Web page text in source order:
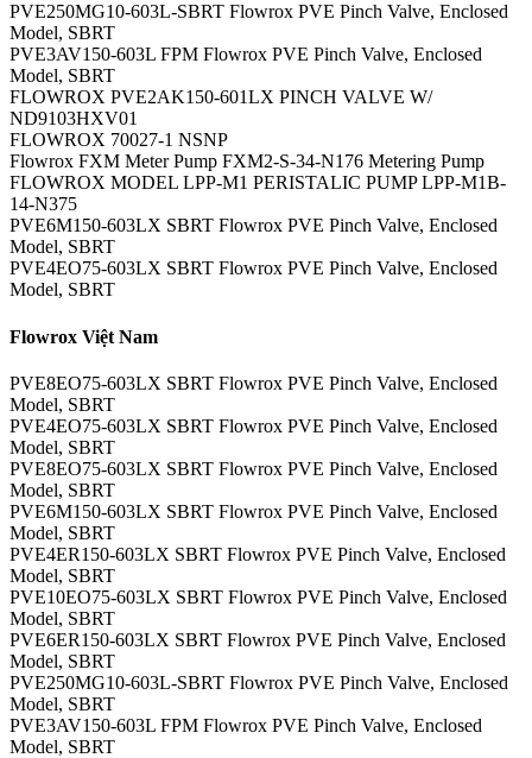
PVE250MG10-603L-SBRT Flowrox PVE Pinch Valve, Enclosed
Model, SBRT
PVE3AV150-603L FPM Flowrox PVE Pinch Valve, Enclosed
Model, SBRT
FLOWROX PVE2AK150-601LX PINCH VALVE W/
ND9103HXV01
FLOWROX 70027-1 NSNP
Flowrox FXM Meter Pump FXM2-S-34-N176 Metering Pump
FLOWROX MODEL LPP-M1 PERISTALIC PUMP LPP-M1B-
14-N375
PVE6M150-603LX SBRT Flowrox PVE Pinch Valve, Enclosed
Model, SBRT
PVE4EO75-603LX SBRT Flowrox PVE Pinch Valve, Enclosed
Model, SBRT
Flowrox Việt Nam
PVE8EO75-603LX SBRT Flowrox PVE Pinch Valve, Enclosed
Model, SBRT
PVE4EO75-603LX SBRT Flowrox PVE Pinch Valve, Enclosed
Model, SBRT
PVE8EO75-603LX SBRT Flowrox PVE Pinch Valve, Enclosed
Model, SBRT
PVE6M150-603LX SBRT Flowrox PVE Pinch Valve, Enclosed
Model, SBRT
PVE4ER150-603LX SBRT Flowrox PVE Pinch Valve, Enclosed
Model, SBRT
PVE10EO75-603LX SBRT Flowrox PVE Pinch Valve, Enclosed
Model, SBRT
PVE6ER150-603LX SBRT Flowrox PVE Pinch Valve, Enclosed
Model, SBRT
PVE250MG10-603L-SBRT Flowrox PVE Pinch Valve, Enclosed
Model, SBRT
PVE3AV150-603L FPM Flowrox PVE Pinch Valve, Enclosed
Model, SBRT